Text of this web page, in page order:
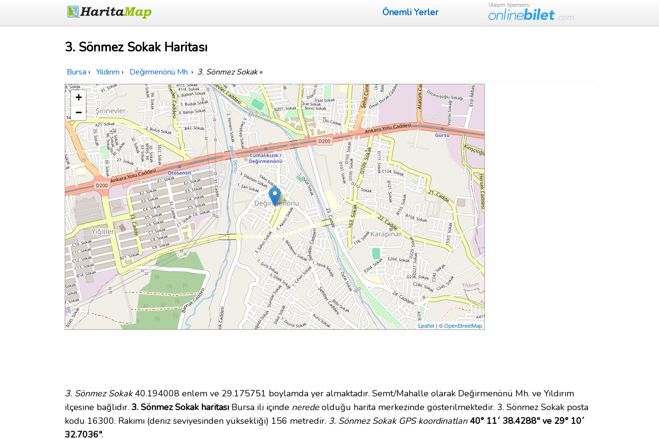
Önemli Yerler
3. Sönmez Sokak Haritası
Bursa › Yıldırım › Değirmenönü Mh. › 3. Sönmez Sokak»
+
−
Leaflet | ©OpenStreetMap
3. Sönmez Sokak40.194008 enlem ve 29.175751 boylamda yer almaktadır. Semt/Mahalle olarak Değirmenönü Mh. ve Yıldırım
ilçesine bağlıdır. 3. Sönmez Sokak haritası Bursa ili içinde neredeolduğu harita merkezinde gösterilmektedir. 3. Sönmez Sokak posta
kodu 16300. Rakımı (deniz seviyesinden yüksekliği) 156 metredir. 3. Sönmez Sokak GPS koordinatları 40° 11´ 38.4288" ve 29° 10´
32.7036".